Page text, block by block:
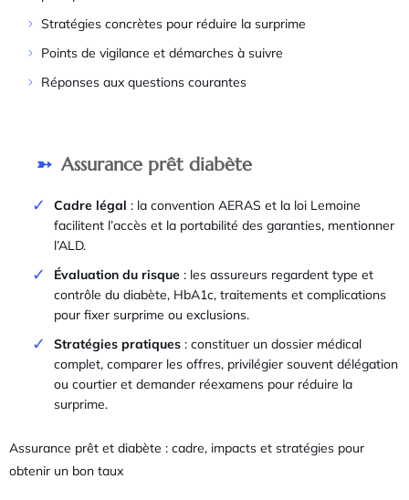
Stratégies concrètes pour réduire la surprime
Points de vigilance et démarches à suivre
Réponses aux questions courantes
Assurance prêt diabète
Cadre légal : la convention AERAS et la loi Lemoine
facilitent l’accès et la portabilité des garanties, mentionner
l’ALD.
Évaluation du risque : les assureurs regardent type et
contrôle du diabète, HbA1c, traitements et complications
pour fixer surprime ou exclusions.
Stratégies pratiques : constituer un dossier médical
complet, comparer les offres, privilégier souvent délégation
ou courtier et demander réexamens pour réduire la
surprime.
Assurance prêt et diabète : cadre, impacts et stratégies pour
obtenir un bon taux